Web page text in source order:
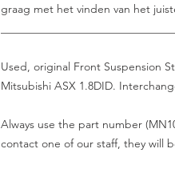
graag met het vinden van het
Used, original Front Suspension
Mitsubishi ASX 1.8DID.
Always use the part number
contact one of our staff, they will